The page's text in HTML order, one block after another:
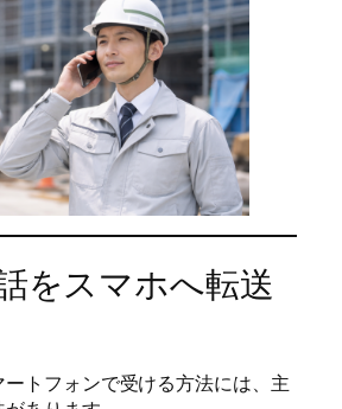
をスマホへ転送
トフォンで受ける方法には、主